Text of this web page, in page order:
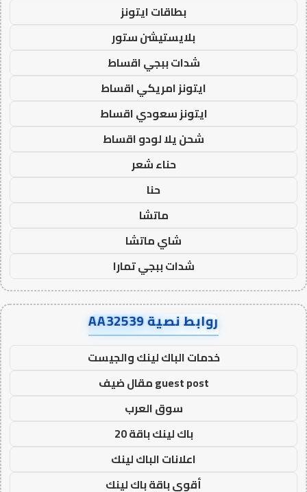
بطاقات ايتونز
بلايستيشن ستور
شدات ببجي اقساط
ايتونز امريكي اقساط
ايتونز سعودي اقساط
شحن يلا لودو اقساط
حناء شعر
حنا
ماتشا
شاي ماتشا
شدات ببجي تمارا
روابط نصية AA32539
خدمات الباك لينك والجيست
guest post مقال ضيف
سوق العرب
باك لينك باقة 20
اعلانات الباك لينك
أقوى باقة باك لينك